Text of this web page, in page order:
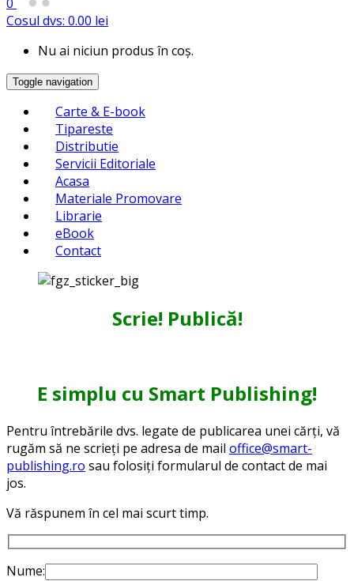
Cosul dvs: 0.00 lei
Nu ai niciun produs în coș.
Toggle navigation
Carte & E-book
Tipareste
Distributie
Servicii Editoriale
Acasa
Materiale Promovare
Librarie
eBook
Contact
Scrie! Publică!
E simplu cu Smart Publishing!
Pentru întrebările dvs. legate de publicarea unei cărți, vă
rugăm să ne scrieți pe adresa de mail office@smart-
publishing.ro sau folosiți formularul de contact de mai
jos.
Vă răspunem în cel mai scurt timp.
Nume: